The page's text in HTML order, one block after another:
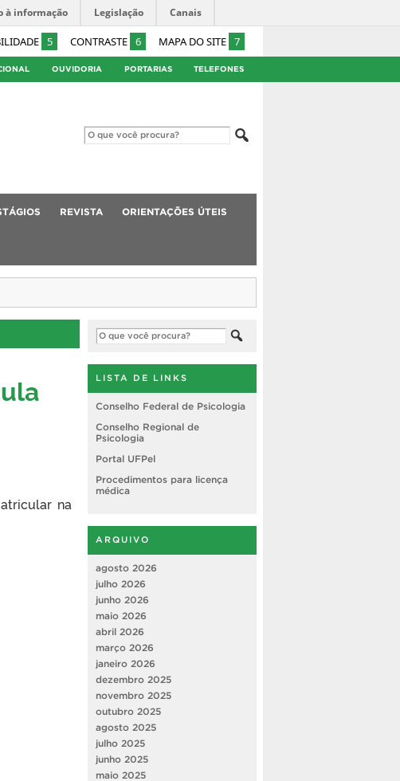
5 CONTRASTE 6 MAPA DO SITE 7
à informação Legislação Canais
OUVIDORIA PORTARIAS TELEFONES
REVISTA ORIENTAÇÕES ÚTEIS
na
LISTA DE LINKS
Conselho Federal de Psicologia
Conselho Regional de
Psicologia
Portal UFPel
Procedimentos para licença
médica
ARQUIVO
agosto 2026
julho 2026
junho 2026
maio 2026
abril 2026
março 2026
janeiro 2026
dezembro 2025
novembro 2025
outubro 2025
agosto 2025
julho 2025
junho 2025
maio 2025